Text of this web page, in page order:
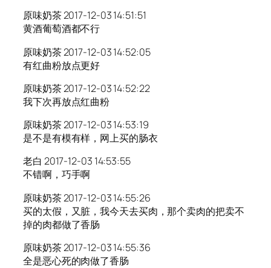
原味奶茶 2017-12-03 14:51:51
黄酒葡萄酒都不行
原味奶茶 2017-12-03 14:52:05
有红曲粉放点更好
原味奶茶 2017-12-03 14:52:22
我下次再放点红曲粉
原味奶茶 2017-12-03 14:53:19
是不是有模有样，网上买的肠衣
老白 2017-12-03 14:53:55
不错啊，巧手啊
原味奶茶 2017-12-03 14:55:26
买的太假，又脏，我今天去买肉，那个卖肉的把卖不
掉的肉都做了香肠
原味奶茶 2017-12-03 14:55:36
全是恶心死的肉做了香肠